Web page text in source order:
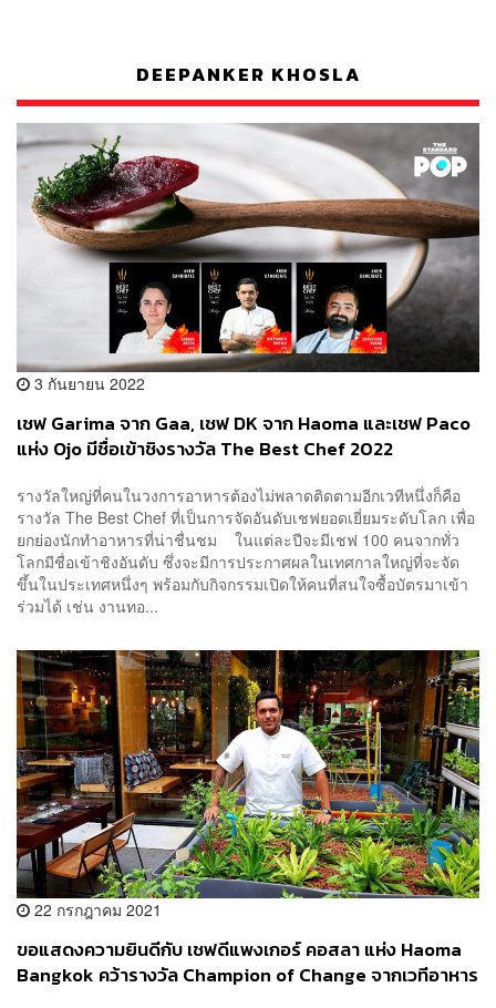
DEEPANKER KHOSLA
3 กันยายน 2022
เชฟ Garima จาก Gaa, เชฟ DK จาก Haoma และเชฟ Paco
แห่ง Ojo มีชื่อเข้าชิงรางวัล The Best Chef 2022
รางวัลใหญ่ที่คนในวงการอาหารต้องไม่พลาดติดตามอีกเวทีหนึ่งก็คือ
รางวัล The Best Chef ที่เป็นการจัดอันดับเชฟยอดเยี่ยมระดับโลก เพื่อ
ยกย่องนักทำอาหารที่น่าชื่นชม ในแต่ละปีจะมีเชฟ 100 คนจากทั่ว
โลกมีชื่อเข้าชิงอันดับ ซึ่งจะมีการประกาศผลในเทศกาลใหญ่ที่จะจัด
ขึ้นในประเทศหนึ่งๆ พร้อมกับกิจกรรมเปิดให้คนที่สนใจซื้อบัตรมาเข้า
ร่วมได้ เช่น งานทอ...
22 กรกฎาคม 2021
ขอแสดงความยินดีกับ เชฟดีแพงเกอร์ คอสลา แห่ง Haoma
Bangkok คว้ารางวัล Champion of Change จากเวทีอาหาร